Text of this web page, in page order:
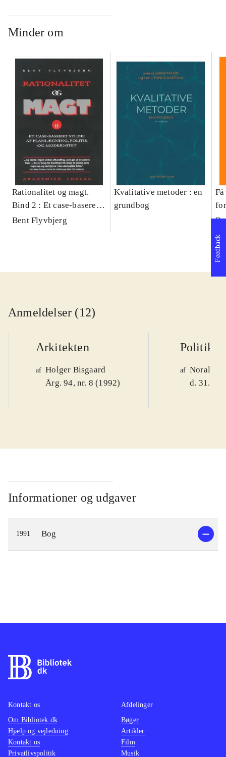
Minder om
Rationalitet og magt.
Bind 2 : Et case-baseret
studie af planlægning,
Bent Flyvbjerg
Kvalitative metoder : en
grundbog
Anmeldelser (12)
Arkitekten
af Holger Bisgaard
Årg. 94, nr. 8 (1992)
Politiken
af Noralv
d. 31.
Informationer og udgaver
1991 Bog
Feedback
Kontakt os
Om Bibliotek.dk
Hjælp og vejledning
Kontakt os
Privatlivspolitik
Afdelinger
Bøger
Artikler
Film
Musik